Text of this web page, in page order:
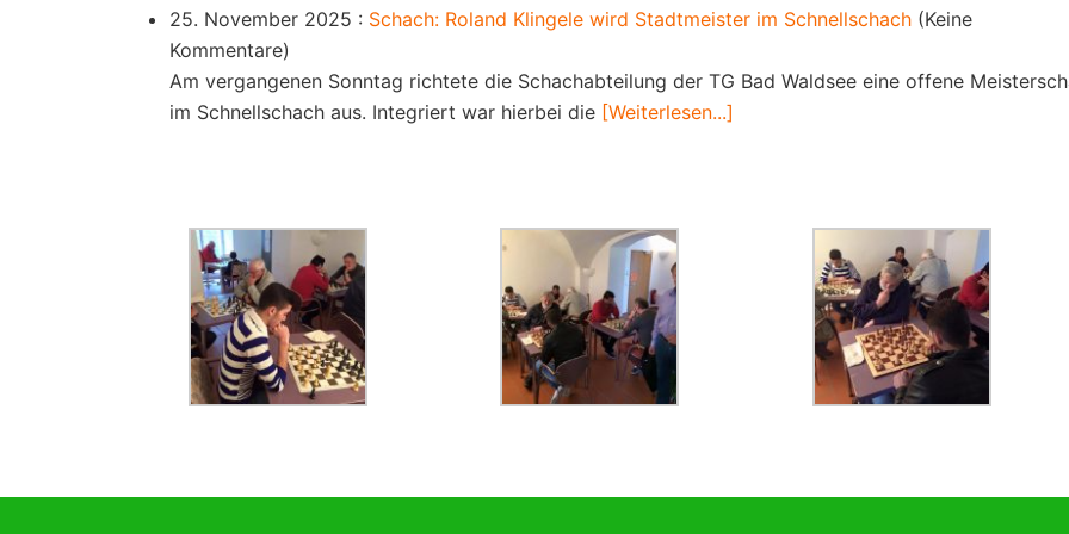
25. November 2025 : Schach: Roland Klingele wird Stadtmeister im Schnellschach (Keine
Kommentare)
Am vergangenen Sonntag richtete die Schachabteilung der TG Bad Waldsee eine offene
im Schnellschach aus. Integriert war hierbei die [Weiterlesen...]